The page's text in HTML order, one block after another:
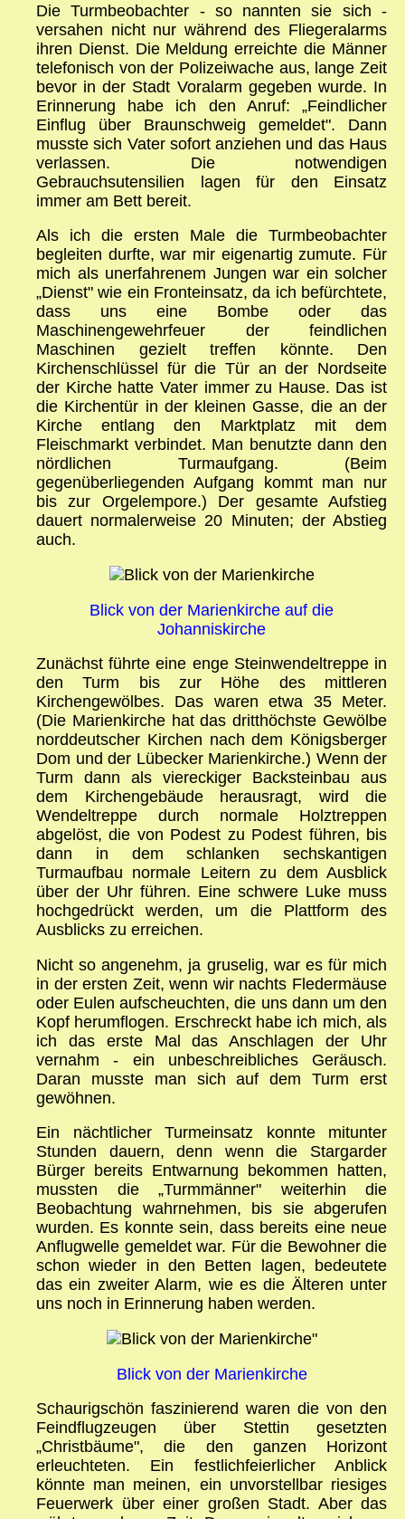
Die Turmbeobachter - so nannten sie sich -
versahen nicht nur während des Fliegeralarms
ihren Dienst. Die Meldung erreichte die Männer
telefonisch von der Polizeiwache aus, lange Zeit
bevor in der Stadt Voralarm gegeben wurde. In
Erinnerung habe ich den Anruf: „Feindlicher
Einflug über Braunschweig gemeldet". Dann
musste sich Vater sofort anziehen und das Haus
verlassen. Die notwendigen
Gebrauchsutensilien lagen für den Einsatz
immer am Bett bereit.
Als ich die ersten Male die Turmbeobachter
begleiten durfte, war mir eigenartig zumute. Für
mich als unerfahrenem Jungen war ein solcher
„Dienst" wie ein Fronteinsatz, da ich befürchtete,
dass uns eine Bombe oder das
Maschinengewehrfeuer der feindlichen
Maschinen gezielt treffen könnte. Den
Kirchenschlüssel für die Tür an der Nordseite
der Kirche hatte Vater immer zu Hause. Das ist
die Kirchentür in der kleinen Gasse, die an der
Kirche entlang den Marktplatz mit dem
Fleischmarkt verbindet. Man benutzte dann den
nördlichen Turmaufgang. (Beim
gegenüberliegenden Aufgang kommt man nur
bis zur Orgelempore.) Der gesamte Aufstieg
dauert normalerweise 20 Minuten; der Abstieg
auch.
Blick von der Marienkirche auf die
Johanniskirche
Zunächst führte eine enge Steinwendeltreppe in
den Turm bis zur Höhe des mittleren
Kirchengewölbes. Das waren etwa 35 Meter.
(Die Marienkirche hat das dritthöchste Gewölbe
norddeutscher Kirchen nach dem Königsberger
Dom und der Lübecker Marienkirche.) Wenn der
Turm dann als viereckiger Backsteinbau aus
dem Kirchengebäude herausragt, wird die
Wendeltreppe durch normale Holztreppen
abgelöst, die von Podest zu Podest führen, bis
dann in dem schlanken sechskantigen
Turmaufbau normale Leitern zu dem Ausblick
über der Uhr führen. Eine schwere Luke muss
hochgedrückt werden, um die Plattform des
Ausblicks zu erreichen.
Nicht so angenehm, ja gruselig, war es für mich
in der ersten Zeit, wenn wir nachts Fledermäuse
oder Eulen aufscheuchten, die uns dann um den
Kopf herumflogen. Erschreckt habe ich mich, als
ich das erste Mal das Anschlagen der Uhr
vernahm - ein unbeschreibliches Geräusch.
Daran musste man sich auf dem Turm erst
gewöhnen.
Ein nächtlicher Turmeinsatz konnte mitunter
Stunden dauern, denn wenn die Stargarder
Bürger bereits Entwarnung bekommen hatten,
mussten die „Turmmänner" weiterhin die
Beobachtung wahrnehmen, bis sie abgerufen
wurden. Es konnte sein, dass bereits eine neue
Anflugwelle gemeldet war. Für die Bewohner die
schon wieder in den Betten lagen, bedeutete
das ein zweiter Alarm, wie es die Älteren unter
uns noch in Erinnerung haben werden.
Blick von der Marienkirche
Schaurigschön faszinierend waren die von den
Feindflugzeugen über Stettin gesetzten
„Christbäume", die den ganzen Horizont
erleuchteten. Ein festlichfeierlicher Anblick
könnte man meinen, ein unvorstellbar riesiges
Feuerwerk über einer großen Stadt. Aber das